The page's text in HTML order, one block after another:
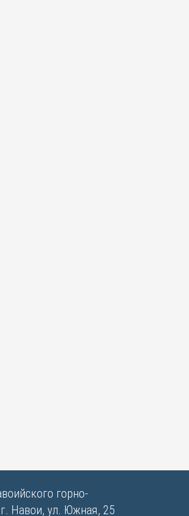
горно-
Навои, ул. Южная, 25